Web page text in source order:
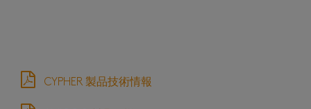
レイUT装置
CYPHER 製品技術情報